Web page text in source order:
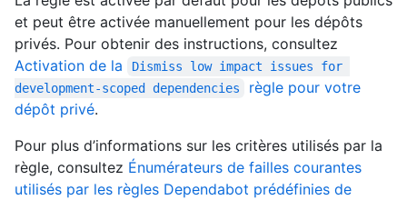
et peut être activée manuellement pour les dépôts
privés. Pour obtenir des instructions, consultez
Activation de la
Dismiss low impact issues for
development-scoped dependencies
règle pour votre
dépôt privé.
Pour plus d’informations sur les critères utilisés par la
règle, consultez Énumérateurs de failles courantes
utilisés par les règles Dependabot prédéfinies de